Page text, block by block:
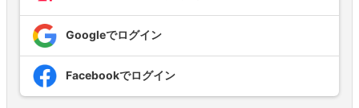
Googleでログイン
Facebookでログイン